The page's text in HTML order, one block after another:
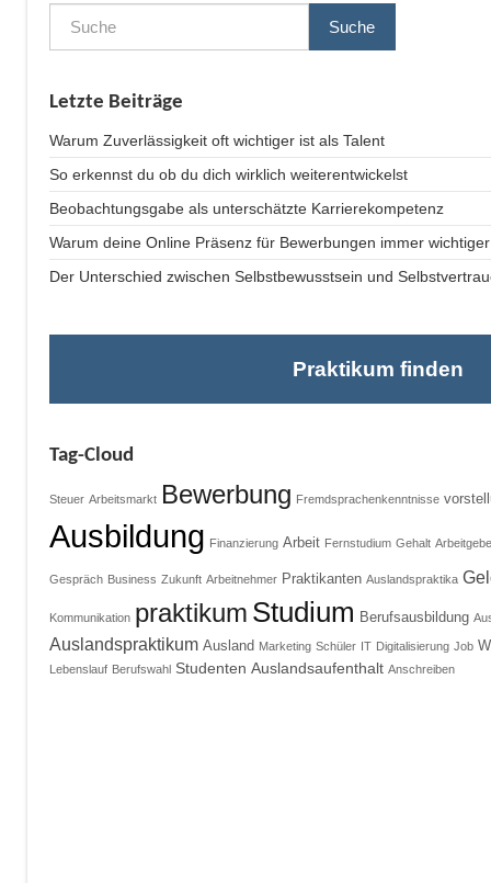
Suche
Letzte Beiträge
Warum Zuverlässigkeit oft wichtiger ist als Talent
So erkennst du ob du dich wirklich weiterentwickelst
Beobachtungsgabe als unterschätzte Karrierekompetenz
Warum deine Online Präsenz für Bewerbungen immer
Der Unterschied zwischen Selbstbewusstsein und
Praktikum finden
Tag-Cloud
Steuer Arbeitsmarkt Bewerbung Fremdsprachenkenntnisse
Ausbildung Finanzierung Arbeit Fernstudium Gehalt
Gespräch Business Zukunft Arbeitnehmer Praktikanten Auslandspraktika
Kommunikation praktikum Studium Berufsausbildung
Auslandspraktikum Ausland Marketing Schüler IT Digitalisierung Job
Lebenslauf Berufswahl Studenten Auslandsaufenthalt Anschreiben